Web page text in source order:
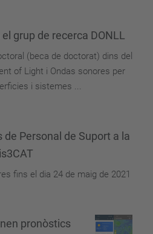
grup de recerca DONLL
(beca de doctorat) dins del
of Light i Ondas sonores per
i sistemes ...
Personal de Suport a la
fins el dia 24 de maig de 2021
pronòstics